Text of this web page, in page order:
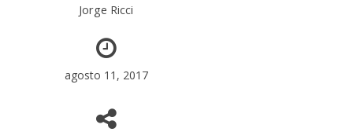
Jorge Ricci
agosto 11, 2017